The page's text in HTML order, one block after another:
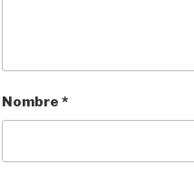
Nombre *